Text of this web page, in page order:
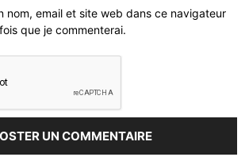
nom, email et site web dans ce navigateur
que je commenterai.